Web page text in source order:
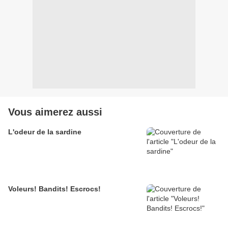
Vous aimerez aussi
L'odeur de la sardine
Voleurs! Bandits! Escrocs!